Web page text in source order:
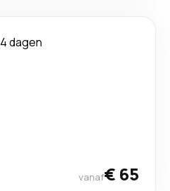
4 dagen
vanaf€ 65